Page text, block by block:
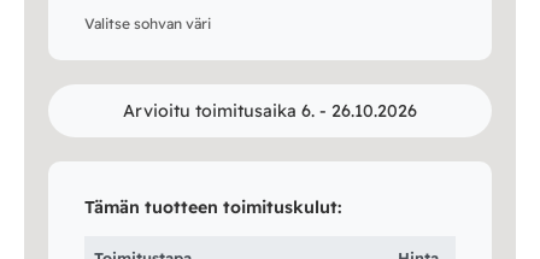
Valitse sohvan väri
Arvioitu toimitusaika 6. - 26.10.2026
Tämän tuotteen toimituskulut: